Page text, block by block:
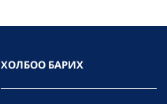
ХОЛБОО БАРИХ